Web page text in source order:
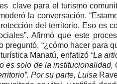
clave para el turismo
la conversación.
del territorio. Eso es
Afirmó que este
preguntó, “¿cómo hacer para
Manatú, enfatizó “La
es solo de la
Por su parte, Luisa